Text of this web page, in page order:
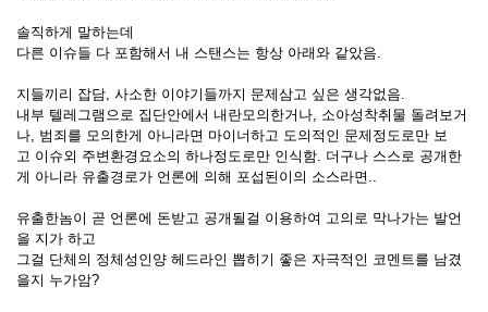
솔직하게 말하는데
다른 이슈들 다 포함해서 내 스탠스는 항상 아래와 같았음.
지들끼리 잡담, 사소한 이야기들까지 문제삼고 싶은 생각없음.
내부 텔레그램으로 집단안에서 내란모의한거나, 소아성착취물 돌려보거
나, 범죄를 모의한게 아니라면 마이너하고 도의적인 문제정도로만 보
고 이슈외 주변환경요소의 하나정도로만 인식함. 더구나 스스로 공개한
게 아니라 유출경로가 언론에 의해 포섭된이의 소스라면..
유출한놈이 곧 언론에 돈받고 공개될걸 이용하여 고의로 막나가는 발언
을 지가 하고
그걸 단체의 정체성인양 헤드라인 뽑히기 좋은 자극적인 코멘트를 남겼
을지 누가암?